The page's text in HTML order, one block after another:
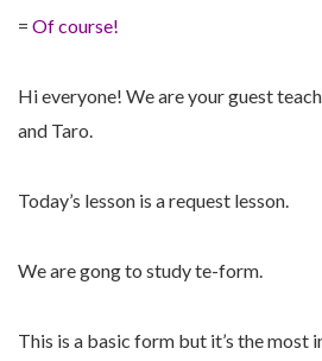
= Of course!
Hi everyone! We are your guest
and Taro.
Today’s lesson is a request lesson.
We are gong to study te-form.
This is a basic form but it’s the